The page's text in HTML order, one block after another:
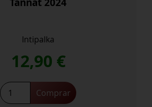
Intipalka
12,90 €
Tannat
2024
Comprar